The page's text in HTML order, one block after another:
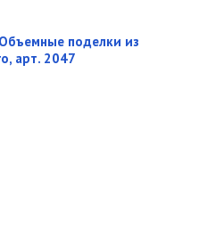
поделки из
арт. 2047